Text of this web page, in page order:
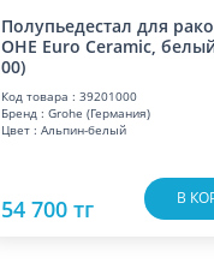
Полупьедестал для
OHE Euro Ceramic,
00)
Код товара : 39201000
Бренд : Grohe (Германия)
Цвет : Альпин-белый
54 700 тг В